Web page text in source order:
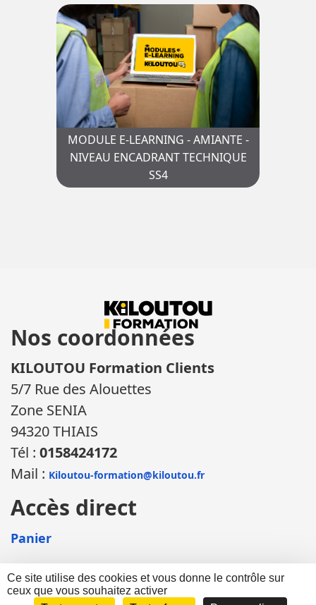
Ce site utilise des cookies et vous donne le contrôle sur
ceux que vous souhaitez activer
MODULE E-LEARNING - AMIANTE -
NIVEAU ENCADRANT TECHNIQUE
SS4
Nos coordonnées
KILOUTOU Formation Clients
5/7 Rue des Alouettes
Zone SENIA
94320 THIAIS
Tél : 0158424172
Mail : Kiloutou-formation@kiloutou.fr
Accès direct
Panier
©KILOUTOU Formation 2026 |Mentions légales